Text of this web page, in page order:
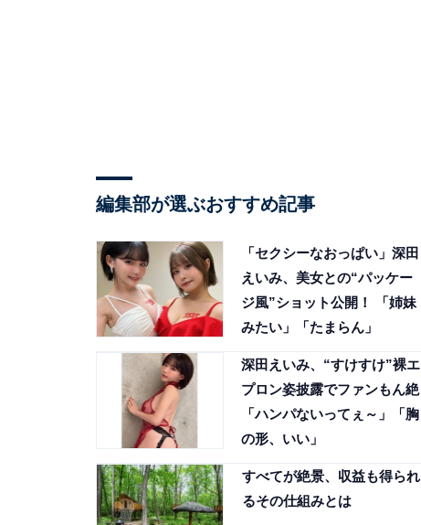
編集部が選ぶおすすめ記事
「セクシーなおっぱい」深田
えいみ、美女との“パッケー
ジ風”ショット公開！ 「姉妹
みたい」「たまらん」
深田えいみ、“すけすけ”裸エ
プロン姿披露でファンもん絶
「ハンパないってぇ～」「胸
の形、いい」
すべてが絶景、収益も得られ
るその仕組みとは